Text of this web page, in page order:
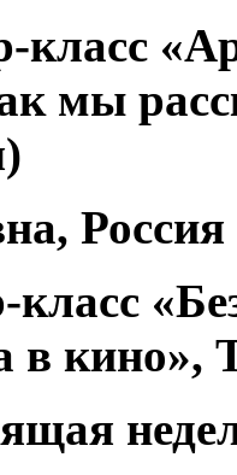
мы
, Россия
класс
в кино»,